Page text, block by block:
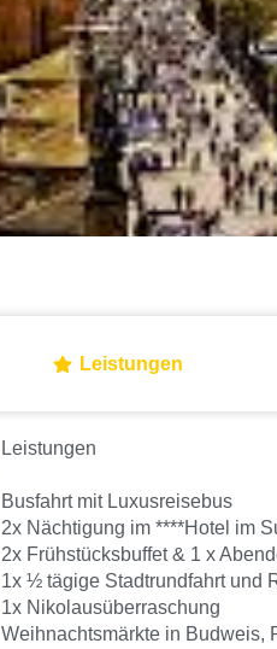
Leistungen
Leistungen
Busfahrt mit Luxusreisebus
2x Nächtigung im ****Hotel im
2x Frühstücksbuffet & 1 x
1x ½ tägige Stadtrundfahrt und
1x Nikolausüberraschung
Weihnachtsmärkte in Budweis,